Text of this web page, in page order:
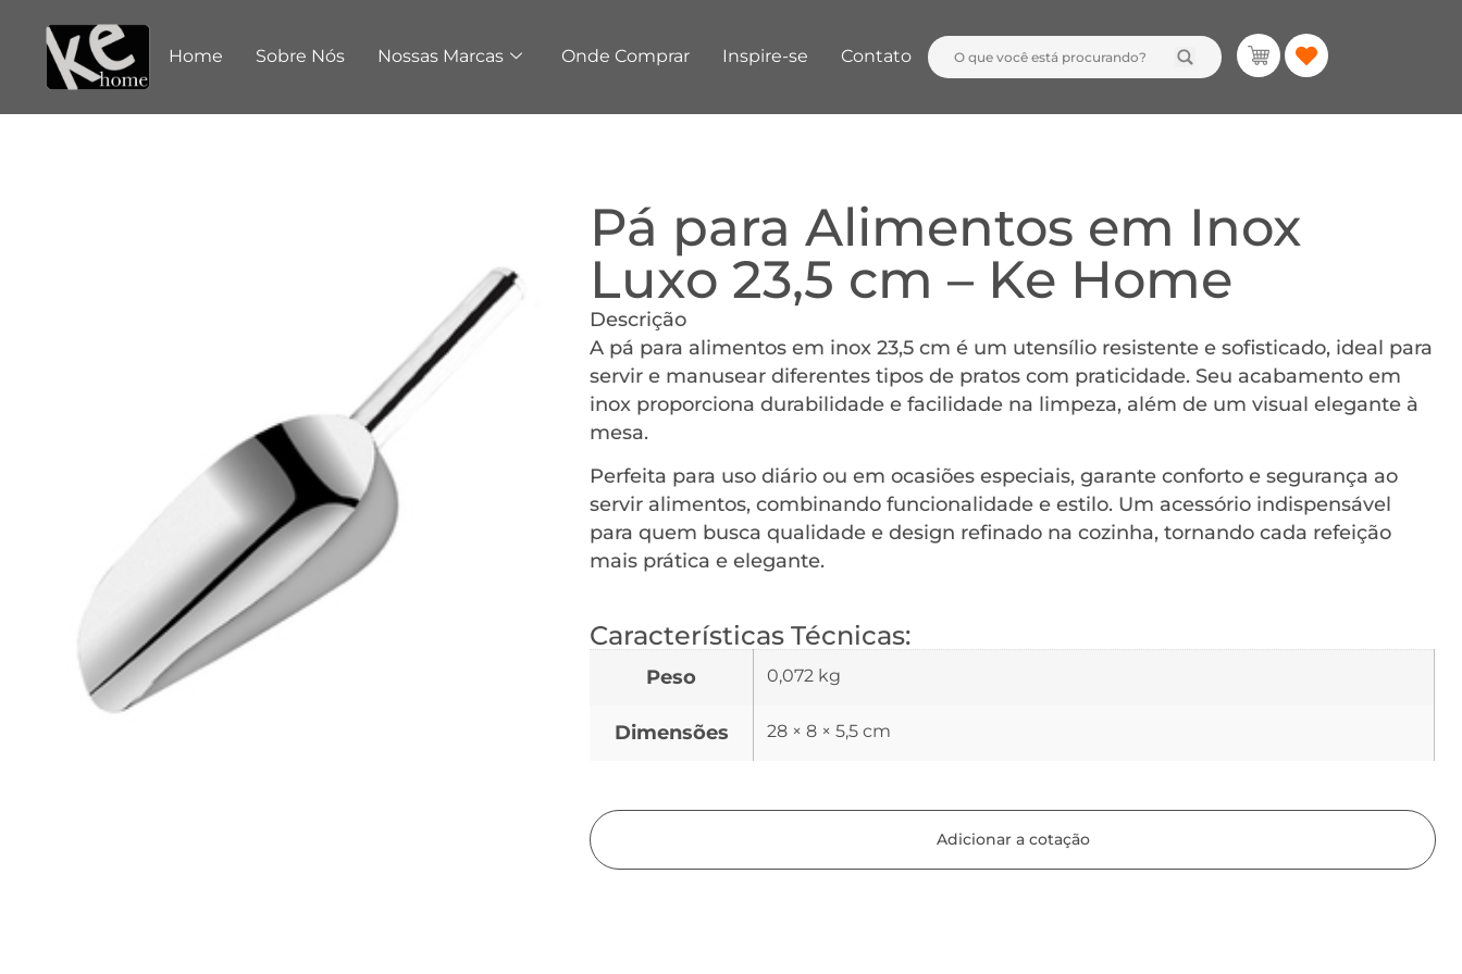
Home Sobre Nós Nossas Marcas Onde Comprar Inspire-se Contato
Pá para Alimentos em Inox
Luxo 23,5 cm – Ke Home
Descrição
A pá para alimentos em inox 23,5 cm é um utensílio resistente e sofisticado, ideal para
servir e manusear diferentes tipos de pratos com praticidade. Seu acabamento em
inox proporciona durabilidade e facilidade na limpeza, além de um visual elegante à
mesa.
Perfeita para uso diário ou em ocasiões especiais, garante conforto e segurança ao
servir alimentos, combinando funcionalidade e estilo. Um acessório indispensável
para quem busca qualidade e design refinado na cozinha, tornando cada refeição
mais prática e elegante.
Características Técnicas:
Peso 0,072 kg
Dimensões 28 × 8 × 5,5 cm
Adicionar a cotação